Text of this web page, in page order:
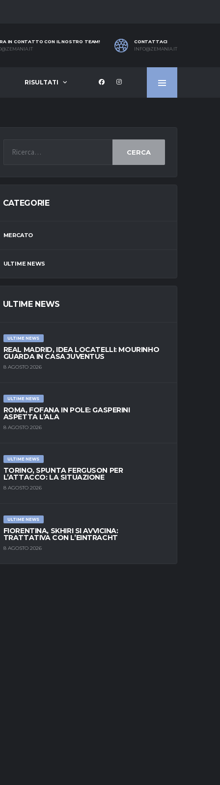
IN CONTATTO CON IL NOSTRO TEAM!
CONTATTACI
INFO@ZEMANIA.IT
RISULTATI
CERCA
CATEGORIE
MERCATO
ULTIME NEWS
ULTIME NEWS
ULTIME NEWS
REAL MADRID, IDEA LOCATELLI: MOURINHO
GUARDA IN CASA JUVENTUS
8 AGOSTO 2026
ULTIME NEWS
ROMA, FOFANA IN POLE: GASPERINI
ASPETTA L’ALA
8 AGOSTO 2026
ULTIME NEWS
TORINO, SPUNTA FERGUSON PER
L’ATTACCO: LA SITUAZIONE
8 AGOSTO 2026
ULTIME NEWS
FIORENTINA, SKHIRI SI AVVICINA:
TRATTATIVA CON L’EINTRACHT
8 AGOSTO 2026